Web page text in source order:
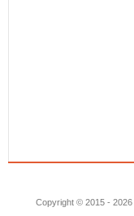
Copyright © 2015 - 2026